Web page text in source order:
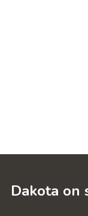
Dakota on